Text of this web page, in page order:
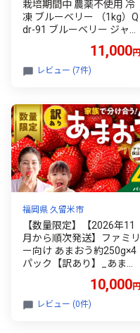
栽培期間中 農薬不使用 冷
凍 ブルーベリー （1kg）Q
dr-91 ブルーベリー ジャム
イ スイーツ 朝食 贈り物 お
取り寄せ ギフト 果物 無農
11,000円
レビュー (7件)
福岡県 久留米市
【数量限定】【2026年11
月から順次発送】ファミリ
ー向け あまおう約250g×4
パック【訳あり】_あまお
県産 ブランドいちご アフ
ター保証 食べ方いろいろ
10,000円
レビュー (0件)